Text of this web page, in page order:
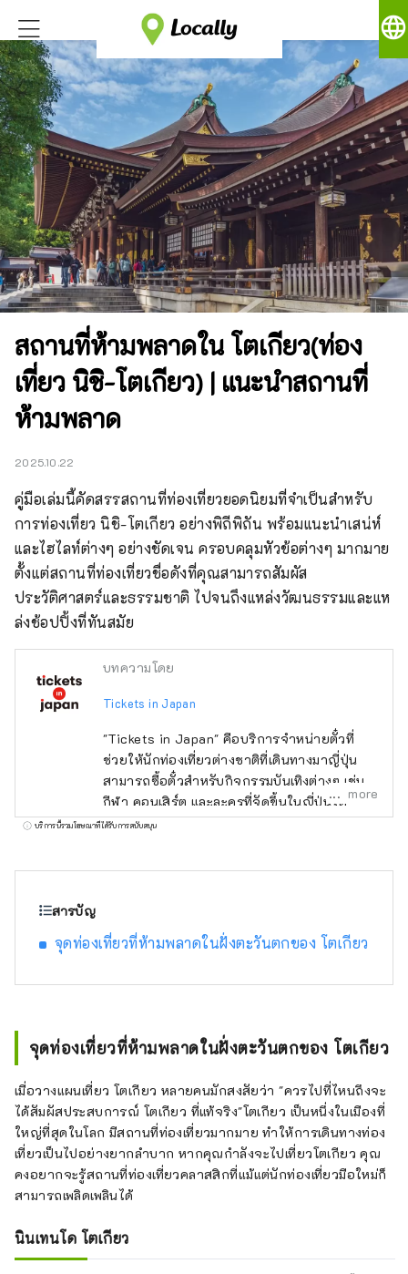
language
สถานที่ห้ามพลาดใน โตเกียว(ท่อง
เที่ยว นิชิ-โตเกียว) | แนะนำสถานที่
ห้ามพลาด
2025.10.22
คู่มือเล่มนี้คัดสรรสถานที่ท่องเที่ยวยอดนิยมที่จำเป็นสำหรับ
การท่องเที่ยว นิชิ-โตเกียว อย่างพิถีพิถัน พร้อมแนะนำเสน่ห์
และไฮไลท์ต่างๆ อย่างชัดเจน ครอบคลุมหัวข้อต่างๆ มากมาย
ตั้งแต่สถานที่ท่องเที่ยวชื่อดังที่คุณสามารถสัมผัส
ประวัติศาสตร์และธรรมชาติ ไปจนถึงแหล่งวัฒนธรรมและแห
ล่งช้อปปิ้งที่ทันสมัย
บทความโดย
Tickets in Japan
"Tickets in Japan" คือบริการจำหน่ายตั๋วที่
ช่วยให้นักท่องเที่ยวต่างชาติที่เดินทางมาญี่ปุ่น
สามารถซื้อตั๋วสำหรับกิจกรรมบันเทิงต่างๆ เช่น
กีฬา คอนเสิร์ต และละครที่จัดขึ้นในญี่ปุ่นได้more
บริการนี้รวมโฆษณาที่ได้รับการสนับสนุน
สารบัญ
จุดท่องเที่ยวที่ห้ามพลาดในฝั่งตะวันตกของ โตเกียว
จุดท่องเที่ยวที่ห้ามพลาดในฝั่งตะวันตกของ โตเกียว
เมื่อวางแผนเที่ยว โตเกียว หลายคนมักสงสัยว่า "ควรไปที่ไหนถึงจะ
ได้สัมผัสประสบการณ์ โตเกียว ที่แท้จริง"โตเกียว เป็นหนึ่งในเมืองที่
ใหญ่ที่สุดในโลก มีสถานที่ท่องเที่ยวมากมาย ทำให้การเดินทางท่อง
เที่ยวเป็นไปอย่างยากลำบาก หากคุณกำลังจะไปเที่ยวโตเกียว คุณ
คงอยากจะรู้สถานที่ท่องเที่ยวคลาสสิกที่แม้แต่นักท่องเที่ยวมือใหม่ก็
สามารถเพลิดเพลินได้
นินเทนโด โตเกียว